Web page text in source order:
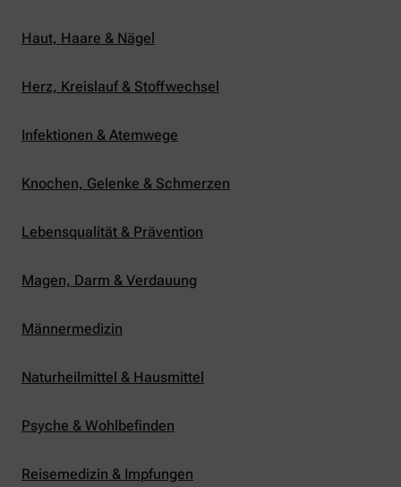
Haut, Haare & Nägel
Herz, Kreislauf & Stoffwechsel
Infektionen & Atemwege
Knochen, Gelenke & Schmerzen
Lebensqualität & Prävention
Magen, Darm & Verdauung
Männermedizin
Naturheilmittel & Hausmittel
Psyche & Wohlbefinden
Reisemedizin & Impfungen